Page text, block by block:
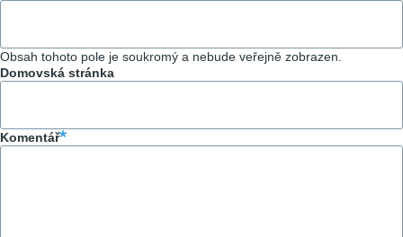
Obsah tohoto pole je soukromý a nebude veřejně zobrazen.
Domovská stránka
Komentář